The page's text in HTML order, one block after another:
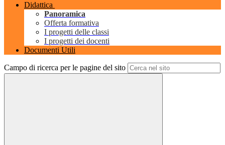
Didattica
Panoramica
Offerta formativa
I progetti delle classi
I progetti dei docenti
Documenti Utili
Campo di ricerca per le pagine del sito